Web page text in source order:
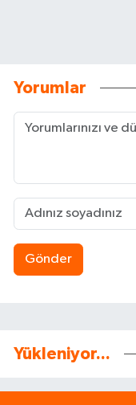
Yorumlar
Gönder
Yükleniyor...